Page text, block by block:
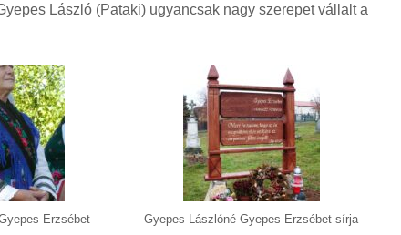
László (Pataki) ugyancsak nagy szerepet vállalt a
Erzsébet Gyepes Lászlóné Gyepes Erzsébet sírja